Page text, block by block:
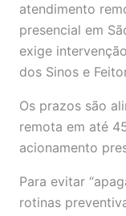
atendimento
presencial em
exige
dos Sinos e
Os prazos são
remota em até
acionamento
Para evitar
rotinas